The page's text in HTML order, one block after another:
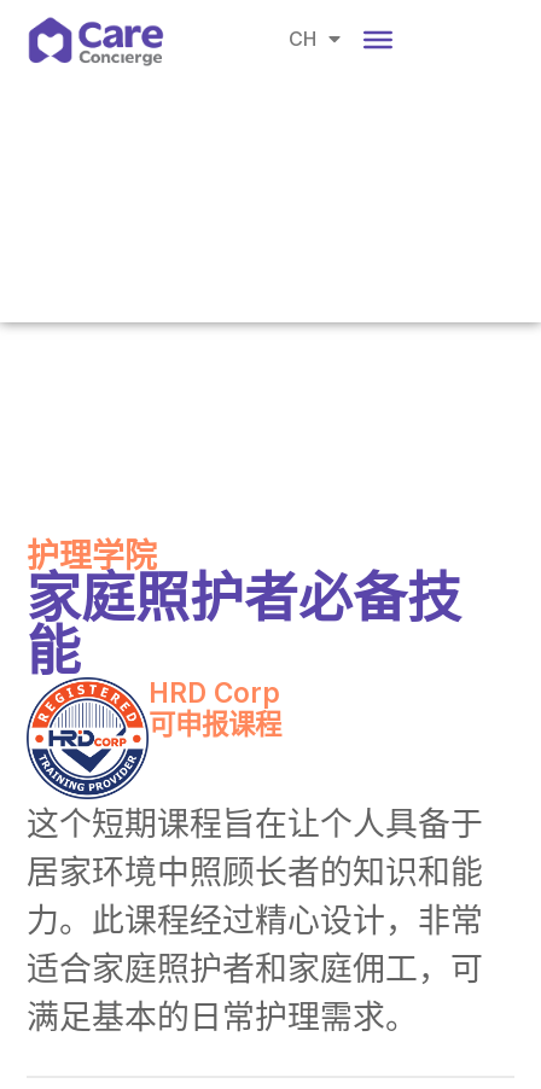
CH
BM
护理学院
家庭照护者必备技
能
HRD Corp
可申报课程
这个短期课程旨在让个人具备于
居家环境中照顾长者的知识和能
力。此课程经过精心设计，非常
适合家庭照护者和家庭佣工，可
满足基本的日常护理需求。